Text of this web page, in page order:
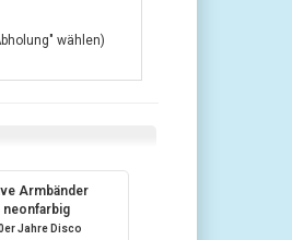
wählen)
Armbänder
neonfarbig
Jahre Disco